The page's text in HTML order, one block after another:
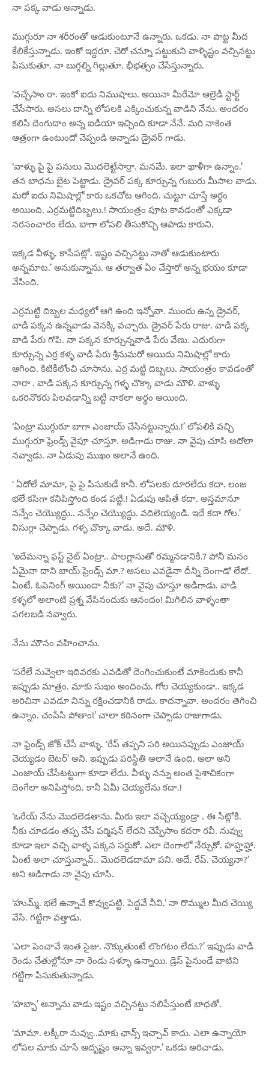
నా పక్క వాడు అన్నాడు.
ముగ్గురూ నా శరీరంతో ఆడుకుంటూనే ఉన్నారు. ఒకడు. నా పొట్ట మీద
కేలికేస్తున్నాడు. ఇంకో ఇద్దరూ. చెరో చన్నూ పట్టుకుని వాళ్ళిష్టం వచ్చినట్టు
పిసుకుతూ. నా బుగ్గల్ని గిల్లుతూ. భీభత్సం చేసేస్తున్నారు.
‘వచ్చేసాం రా. ఇంకో ఐదు నిముషాలు. అయినా మీరేమో ఆల్రెడీ స్టార్ట్
చేసేసారు. అసలు దాన్ని లోపలకి ఎక్కించుకున్న వాడిని నేను. అందరం
కలిసి దెంగుదాం అన్న ఐడియా ఇచ్చింది కూడా నేనే. మరి నాకెంత
ఆత్రంగా ఉంటుందో చెప్పండి అన్నాడు డ్రైవర్ గాడు.
‘వాళ్ళు పై పై పనులు మొదలెట్టేసార్రా. మనమే. ఇలా ఖాళీగా ఉన్నాం.’
తన బాధను బైట పెట్టాడు. డ్రైవర్ పక్క కూర్చున్న గుబురు మీసాల వాడు.
మరో ఐదు నిమిషాల్లో కారు ఒకచోట ఆగింది. చుట్టూ చూస్తే అర్ధం
అయింది. ఎర్రమట్టిదిబ్బలు.! సాయంత్రం పూట కావడంతో ఎక్కడా
నరసంచారం లేదు. బాగా లోపలి తీసుకొచ్చి ఆపాడు కారుని.
ఇక్కడ వీళ్ళు. కాసేపట్లో. ఇష్టం వచ్చినట్టు నాతో ఆడుకుంటారు
అన్నమాట.’ అనుకున్నాను. ఆ తర్వాత ఏం చేస్తారో అన్న భయం కూడా
వేసింది.
ఎర్రమట్టి దిబ్బల మధ్యలో ఆగి ఉంది ఇన్నోవా. ముందు ఉన్న డ్రైవర్,
వాడి పక్కన ఉన్నవాడు వెనక్కి వచ్చారు. డ్రైవర్ పేరు రాజు. వాడి పక్క
వాడి పేరు గోపి. నా పక్కన కూర్చున్నవాడి పేరు వేణు. ఎదురుగా
కూర్చున్న ఎర్ర కళ్ళ వాడి పేరు శ్రీనుమరో అయిదు నిమిషాల్లో కారు
ఆగింది. కిటికీలోంచి చూసాను. ఎర్ర మట్టి దిబ్బలు. సాయంత్రం కావడంతో
నారా . వాడి పక్కన కూర్చున్న గళ్ళ చొక్కా వాడు మౌళి. వాళ్ళు
ఒకరినొకరు పిలవడాన్ని బట్టి నాకలా అర్ధం అయింది.
‘ఏంట్రా ముగ్గురూ బాగా ఎంజాయ్ చేసినట్టున్నారు.!’ లోపలికి వచ్చి
ముగ్గురూ ఫ్రెండ్స్ వైపూ చూస్తూ. అడిగాడు రాజు. నా వైపు చూసి అదోలా
నవ్వాడు. నా ఏడుపు ముఖం అలానే ఉంది.
‘ ఏదోలే మామా, పై పై పిసుకుడే కానీ. లోపలకు దూరలేదు కదా. లంజ
భలే కసిగా కనిపిస్తోంది కండ పట్టి.! ఏడుపు ఆపితే కదా. అస్తమానూ
నన్నేం చెయ్యొద్దు.. నన్నేం చెయ్యొద్దు. వదిలెయ్యండి. ఇదే కదా గోల.’
విసుగ్గా చెప్పాడు. గళ్ళ చొక్కా వాడు. అదే. మౌళి.
‘ఇదేమన్నా ఫస్ట్ నైట్ ఏంట్రా.. పాలగ్లాసుతో రమ్మనడానికి.? పోనీ మనం
ఏమైనా దాని బాయ్ ఫ్రెండ్స్ మా.? అసలు ఎవడైనా దీన్ని దెంగాడో లేదో.
ఏంటే. ఓపెనింగ్ అయిందా నీకు?’ నా వైపు చూస్తూ అడిగాడు. వాడి
కళ్ళలో అలాంటి ప్రశ్న వేసినందుకు ఆనందం! మిగిలిన వాళ్ళంతా
పగలబడి నవ్వారు.
నేను మౌనం వహించాను.
‘సరేలే నువ్వెలా ఇదివరకు ఎవడితో దెంగించుకుంటే మాకెందుకు కానీ
ఇప్పుడు మాత్రం. మాకు సుఖం అందించు. గోల చెయ్యకుండా.. ఇక్కడ
అరిచినా ఎవడూ నిన్ను రక్షించడానికి రాడు. కాదన్నావా. అందరం తెగించి
ఉన్నాం. చంపేసి పోతాం!’ చాలా కఠినంగా చెప్పాడు రాజుగాడు.
నా ఫ్రెండ్స్ జోక్ చేసే వాళ్ళు. ‘రేప్ తప్పని సరి అయినప్పుడు ఎంజాయ్
చెయ్యడం బెటర్’ అని. ఇప్పుడు పరిస్థితి అలానే ఉంది. అలా అని
ఎంజాయ్ చేసేటట్టుగా కూడా లేదు. వీళ్ళు నన్ను అంత పైశాచికంగా
దెంగేలా అనిపిస్తోంది. కానీ ఏమీ చెయ్యలేను కదా.!
‘ఒరేయ్ నేను మొదలెడతాను. మీరు ఇలా వచ్చెయ్యండ్రా . ఈ సీట్లోకి.
నీకు చూడడం తప్ప చేసే పర్మిషన్ లేదని చెప్పేసాం కదరా రవీ. నువ్వు
కూడా ఇలా వచ్చి వాళ్ళ పక్కన సర్దుకో. ఎలా దెంగాలో నేర్చుకో. హహ్హహ్హా.
ఏంటే అలా చూస్తున్నావ్.. మొదలెడదామా పని. అదే. రేప్. చెయ్యనా?’
అని అడిగాడు నా వైపు చూసి.
‘హుమ్మ్. భలే ఉన్నావే కొవ్వుపట్టి. పెద్దవే నీవి.’ నా రొమ్ముల మీద చెయ్యి
వేసి. గట్టిగా వత్తాడు.
‘ఎలా పెంచావే ఇంత సైజు. నొక్కుతుంటే లొంగటం లేదు.?’ ఇప్పుడు వాడి
రెండు చేతుల్లోనూ నా రెండు సళ్ళూ ఉన్నాయి. డ్రెస్ పైనుండే వాటిని
గట్టిగా పిసుకుతున్నాడు.
‘హబ్బా’ అన్నాను వాడు ఇష్టం వచ్చినట్టు నలిపేస్తుంటే బాధతో.
‘మామా. లక్కీరా నువ్వు..మాకు ఛాన్స్ ఇచ్చావ్ కాదు. ఎలా ఉన్నాయో
లోపల మాకు చూసే అదృష్టం అన్నా ఇవ్వరా.’ ఒకడు అరిచాడు.